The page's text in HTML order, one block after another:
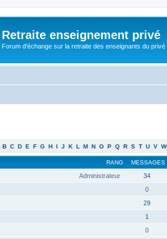
Retraite enseignement privé
Forum d'échange sur la retraite des enseignants du privé
B C D E F G H I J K L M N O P Q R S T U V W
RANG MESSAGES
Administrateur 34
0
29
1
0